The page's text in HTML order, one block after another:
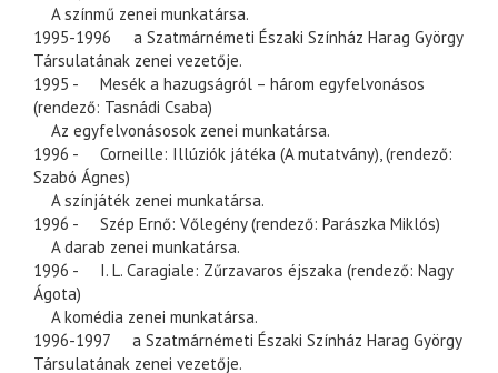
A színmű zenei munkatársa.
1995-1996 a Szatmárnémeti Északi Színház Harag György
Társulatának zenei vezetője.
1995 - Mesék a hazugságról – három egyfelvonásos
(rendező: Tasnádi Csaba)
Az egyfelvonásosok zenei munkatársa.
1996 - Corneille: Illúziók játéka (A mutatvány), (rendező:
Szabó Ágnes)
A színjáték zenei munkatársa.
1996 - Szép Ernő: Vőlegény (rendező: Parászka Miklós)
A darab zenei munkatársa.
1996 - I. L. Caragiale: Zűrzavaros éjszaka (rendező: Nagy
Ágota)
A komédia zenei munkatársa.
1996-1997 a Szatmárnémeti Északi Színház Harag György
Társulatának zenei vezetője.